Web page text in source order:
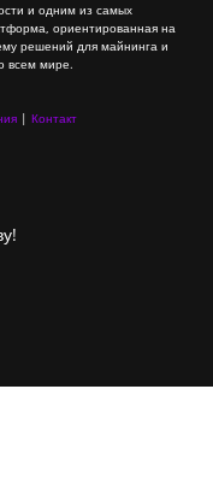
и одним из самых
ориентированная на
решений для майнинга и
всем мире.
| Контакт